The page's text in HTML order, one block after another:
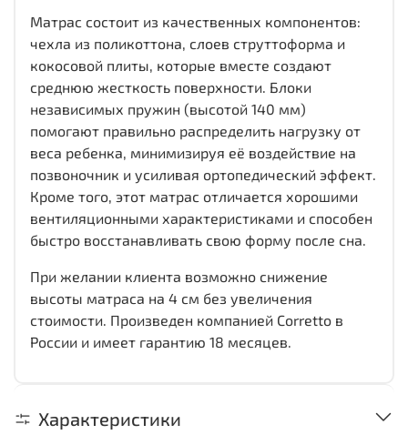
Матрас состоит из качественных компонентов:
чехла из поликоттона, слоев струттоформа и
кокосовой плиты, которые вместе создают
среднюю жесткость поверхности. Блоки
независимых пружин (высотой 140 мм)
помогают правильно распределить нагрузку от
веса ребенка, минимизируя её воздействие на
позвоночник и усиливая ортопедический эффект.
Кроме того, этот матрас отличается хорошими
вентиляционными характеристиками и способен
быстро восстанавливать свою форму после сна.
При желании клиента возможно снижение
высоты матраса на 4 см без увеличения
стоимости. Произведен компанией Corretto в
России и имеет гарантию 18 месяцев.
Характеристики